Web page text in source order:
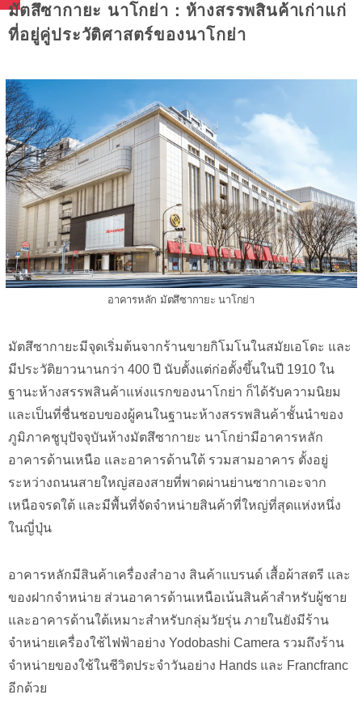
มัตสึซากายะ นาโกย่า：ห้างสรรพสินค้าเก่าแก่
ที่อยู่คู่ประวัติศาสตร์ของนาโกย่า
อาคารหลัก มัตสึซากายะ นาโกย่า
มัตสึซากายะมีจุดเริ่มต้นจากร้านขายกิโมโนในสมัยเอโดะ และ
มีประวัติยาวนานกว่า 400 ปี นับตั้งแต่ก่อตั้งขึ้นในปี 1910 ใน
ฐานะห้างสรรพสินค้าแห่งแรกของนาโกย่า ก็ได้รับความนิยม
และเป็นที่ชื่นชอบของผู้คนในฐานะห้างสรรพสินค้าชั้นนำของ
ภูมิภาคชูบุปัจจุบันห้างมัตสึซากายะ นาโกย่ามีอาคารหลัก
อาคารด้านเหนือ และอาคารด้านใต้ รวมสามอาคาร ตั้งอยู่
ระหว่างถนนสายใหญ่สองสายที่พาดผ่านย่านซากาเอะจาก
เหนือจรดใต้ และมีพื้นที่จัดจำหน่ายสินค้าที่ใหญ่ที่สุดแห่งหนึ่ง
ในญี่ปุ่น
อาคารหลักมีสินค้าเครื่องสำอาง สินค้าแบรนด์ เสื้อผ้าสตรี และ
ของฝากจำหน่าย ส่วนอาคารด้านเหนือเน้นสินค้าสำหรับผู้ชาย
และอาคารด้านใต้เหมาะสำหรับกลุ่มวัยรุ่น ภายในยังมีร้าน
จำหน่ายเครื่องใช้ไฟฟ้าอย่าง Yodobashi Camera รวมถึงร้าน
จำหน่ายของใช้ในชีวิตประจำวันอย่าง Hands และ Francfranc
อีกด้วย